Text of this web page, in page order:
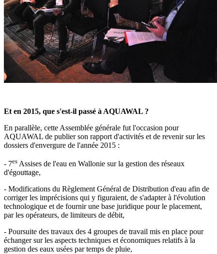
Et en 2015, que s'est-il passé à AQUAWAL ?
En parallèle, cette Assemblée générale fut l'occasion pour
AQUAWAL de publier son rapport d'activités et de revenir sur les
dossiers d'envergure de l'année 2015 :
- 7es Assises de l'eau en Wallonie sur la gestion des réseaux
d'égouttage,
- Modifications du Règlement Général de Distribution d'eau afin de
corriger les imprécisions qui y figuraient, de s'adapter à l'évolution
technologique et de fournir une base juridique pour le placement,
par les opérateurs, de limiteurs de débit,
- Poursuite des travaux des 4 groupes de travail mis en place pour
échanger sur les aspects techniques et économiques relatifs à la
gestion des eaux usées par temps de pluie,